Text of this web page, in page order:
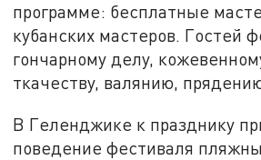
программе: бесплатные
кубанских мастеров. Гостей
гончарному делу,
ткачеству, валянию,
В Геленджике к празднику
поведение фестиваля